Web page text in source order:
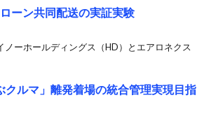
ーン共同配送の実証実験
ーホールディングス（HD）とエアロネクス
ルマ」離発着場の統合管理実現目指